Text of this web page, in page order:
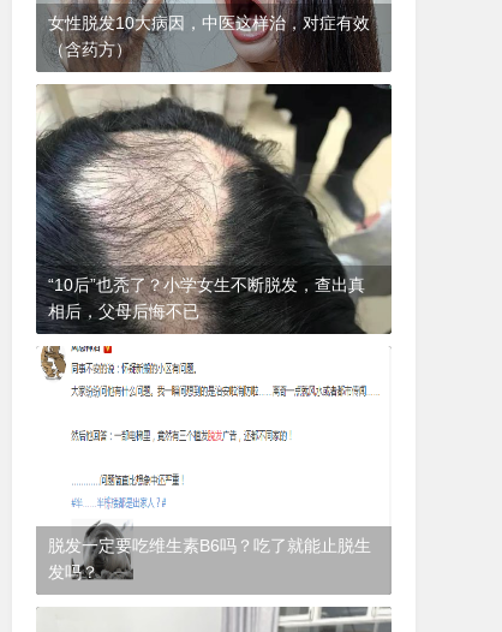
女性脱发10大病因，中医这样治，对症有效
（含药方）
1年前(2024-12-06) 皮肤科
“10后”也秃了？小学女生不断脱发，查出真
相后，父母后悔不已
脱发一定要吃维生素B6吗？吃了就能止脱生
发吗？